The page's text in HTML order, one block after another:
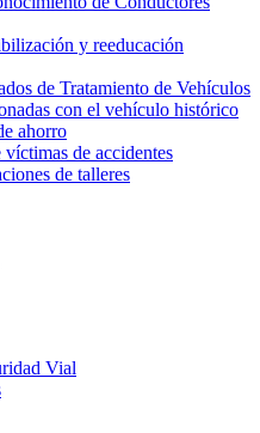
y reeducación
de Tratamiento de Vehículos
con el vehículo histórico
ahorro
de accidentes
de talleres
Vial